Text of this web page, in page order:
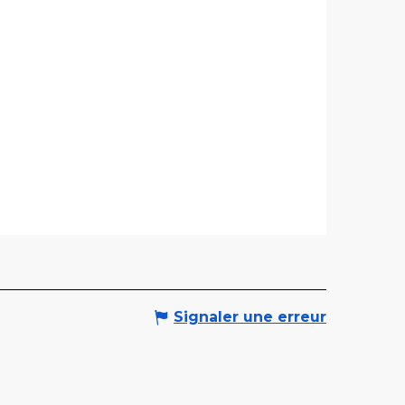
Signaler une erreur